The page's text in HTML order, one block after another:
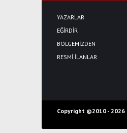
YAZARLAR
EĞİRDİR
BÖLGEMİZDEN
RESMİ İLANLAR
Copyright ©2010 - 2026